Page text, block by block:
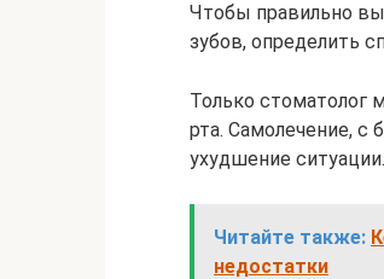
Чтобы правильно
зубов, определить
Только стоматолог
рта. Самолечение, с
ухудшение ситуации.
Читайте также:
недостатки